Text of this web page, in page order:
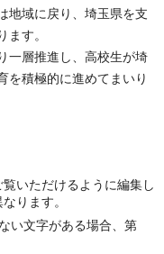
地域に戻り、埼玉県を支
ます。
一層推進し、高校生が埼
を積極的に進めてまいり
いただけるように編集し
ります。
い文字がある場合、第